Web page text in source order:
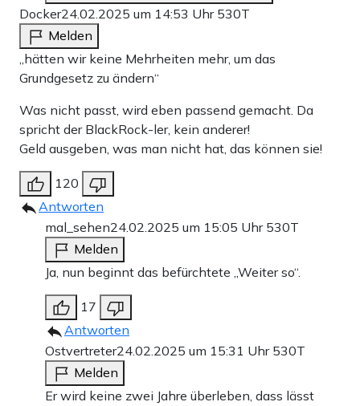
Docker24.02.2025 um 14:53 Uhr 530T
Melden
„hätten wir keine Mehrheiten mehr, um das
Grundgesetz zu ändern“
Was nicht passt, wird eben passend gemacht. Da
spricht der BlackRock-ler, kein anderer!
Geld ausgeben, was man nicht hat, das können sie!
120
Antworten
mal_sehen24.02.2025 um 15:05 Uhr 530T
Melden
Ja, nun beginnt das befürchtete „Weiter so“.
17
Antworten
Ostvertreter24.02.2025 um 15:31 Uhr 530T
Melden
Er wird keine zwei Jahre überleben, dass lässt